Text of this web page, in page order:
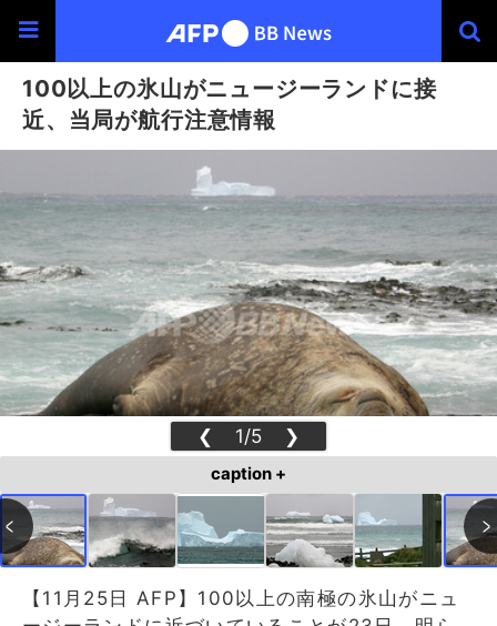
100以上の氷山がニュージーランドに接
近、当局が航行注意情報
❮ 1/5 ❯
caption +
【11月25日 AFP】100以上の南極の氷山がニュ